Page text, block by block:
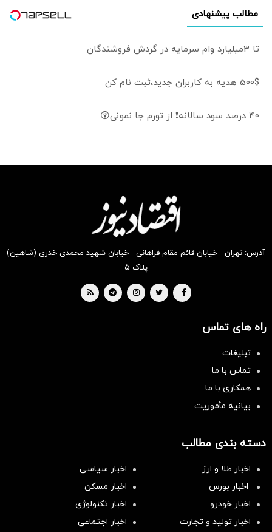
دیپلماسی اقتصادی
باشند
مطالب پیشنهادی
تا 3میلیارد وام سرمایه در گردش فروشندگان
500$ هدیه به کاربران جدید،ثبت نام کن
40 درصد سود سالانه❗ از تورم جا نمونی😲
آدرس: تهران - خیابان قائم مقام فراهانی - خیابان شهید محمدی خدری (شاهین)
پلاک ۵
راه های تماس
تبلیغات
تماس با ما
همکاری با ما
بیانیه مأموریت
دسته بندی مطالب
اخبار طلا و ارز
اخبار سیاسی
اخبار بورس
اخبار مسکن
اخبار خودرو
اخبار تکنولوژی
اخبار تولید و تجارت
اخبار اجتماعی